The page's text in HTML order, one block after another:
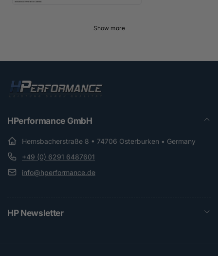
Show more
HPerformance GmbH
Hemsbacherstraße 8 • 74706 Osterburken • Germany
+49 (0) 6291 6487601
info@hperformance.de
HP Newsletter